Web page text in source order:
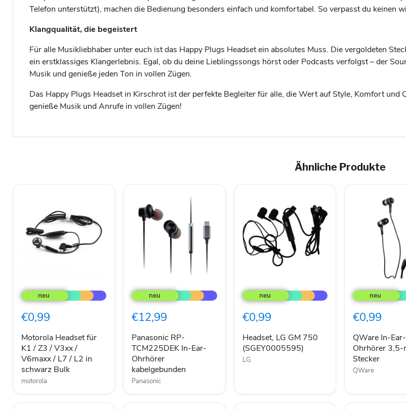
Telefon unterstützt), machen die Bedienung besonders einfach und komfortabel. So verpasst du keinen
Klangqualität, die begeistert
Für alle Musikliebhaber unter euch ist das Happy Plugs Headset ein absolutes Muss. Die vergoldeten
ein erstklassiges Klangerlebnis. Egal, ob du deine Lieblingssongs hörst oder Podcasts verfolgst – der
Musik und genieße jeden Ton in vollen Zügen.
Das Happy Plugs Headset in Kirschrot ist der perfekte Begleiter für alle, die Wert auf Style, Komfort und
genieße Musik und Anrufe in vollen Zügen!
Ähnliche Produkte
Headset
für
/
/
V3xx
/
V6maxx
/
L7
€0,99
Motorola Headset für
K1 / Z3 / V3xx /
V6maxx / L7 / L2 in
schwarz Bulk
motorola
RP-
TCM225DEK
Ear-
kabelgebunden
€12,99
Panasonic RP-
TCM225DEK In-Ear-
Ohrhörer
kabelgebunden
Panasonic
LG
GM
(SGEY0005595)
€0,99
Headset, LG GM 750
(SGEY0005595)
LG
In-
Ear-
3,5-
Stecker
€0,99
QWare In-Ear-
Ohrhörer
Stecker
QWare